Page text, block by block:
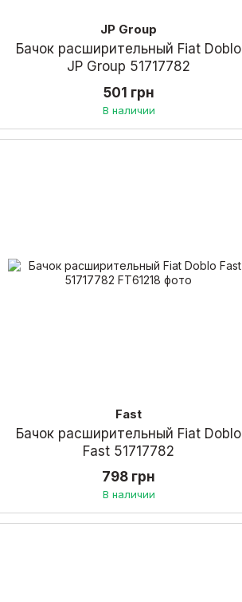
JP Group
Бачок расширительный Fiat Doblo
JP Group 51717782
501 грн
В наличии
Fast
Бачок расширительный Fiat Doblo
Fast 51717782
798 грн
В наличии